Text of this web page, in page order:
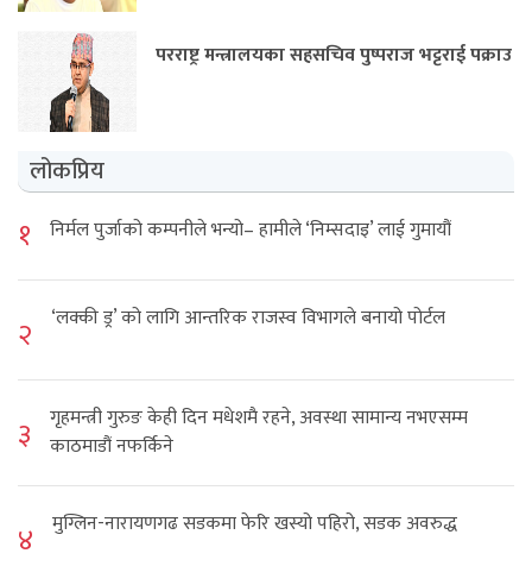
परराष्ट्र मन्त्रालयका सहसचिव पुष्पराज भट्टराई पक्राउ
लोकप्रिय
१ निर्मल पुर्जाको कम्पनीले भन्यो– हामीले ‘निम्सदाइ’ लाई गुमायौं
२ ‘लक्की ड्र’ को लागि आन्तरिक राजस्व विभागले बनायो पोर्टल
३
गृहमन्त्री गुरुङ केही दिन मधेशमै रहने, अवस्था सामान्य नभएसम्म
काठमाडौं नफर्किने
४ मुग्लिन-नारायणगढ सडकमा फेरि खस्यो पहिरो, सडक अवरुद्ध